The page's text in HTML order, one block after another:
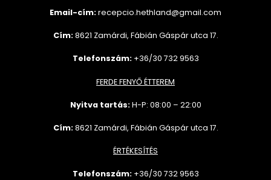
Email-cím:recepcio.hethland@gmail.com
Cím:8621 Zamárdi, Fábián Gáspár utca 17.
Telefonszám: +36/30 732 9563
FERDE FENYŐ ÉTTEREM
Nyitva tartás:H-P: 08:00 – 22:00
Cím:8621 Zamárdi, Fábián Gáspár utca 17.
ÉRTÉKESÍTÉS
Telefonszám: +36/30 7329563